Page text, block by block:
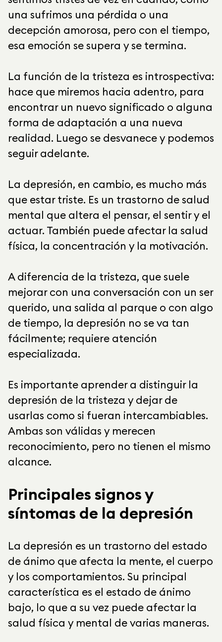
una sufrimos una pérdida o una
decepción amorosa, pero con el tiempo,
esa emoción se supera y se termina.
La función de la tristeza es introspectiva:
hace que miremos hacia adentro, para
encontrar un nuevo significado o alguna
forma de adaptación a una nueva
realidad. Luego se desvanece y podemos
seguir adelante.
La depresión, en cambio, es mucho más
que estar triste. Es un trastorno de salud
mental que altera el pensar, el sentir y el
actuar. También puede afectar la salud
física, la concentración y la motivación.
A diferencia de la tristeza, que suele
mejorar con una conversación con un ser
querido, una salida al parque o con algo
de tiempo, la depresión no se va tan
fácilmente; requiere atención
especializada.
Es importante aprender a distinguir la
depresión de la tristeza y dejar de
usarlas como si fueran intercambiables.
Ambas son válidas y merecen
reconocimiento, pero no tienen el mismo
alcance.
Principales signos y
síntomas de la depresión
La depresión es un trastorno del estado
de ánimo que afecta la mente, el cuerpo
y los comportamientos. Su principal
característica es el estado de ánimo
bajo, lo que a su vez puede afectar la
salud física y mental de varias maneras.